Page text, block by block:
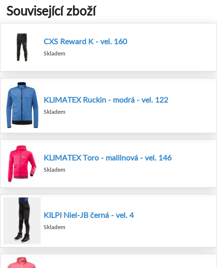
Související zboží
CXS Reward K - vel. 160
Skladem
KLIMATEX Ruckin - modrá - vel. 122
Skladem
KLIMATEX Toro - malilnová - vel. 146
Skladem
KILPI Niel-JB černá - vel. 4
Skladem